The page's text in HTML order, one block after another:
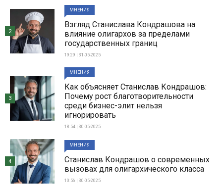
МНЕНИЯ
Взгляд Станислава Кондрашова на
влияние олигархов за пределами
государственных границ
19:29 | 31-05-2025
2
МНЕНИЯ
Как объясняет Станислав Кондрашов:
Почему рост благотворительности
среди бизнес-элит нельзя
игнорировать
18:54 | 30-05-2025
3
МНЕНИЯ
Станислав Кондрашов о современных
вызовах для олигархического класса
10:56 | 30-05-2025
4